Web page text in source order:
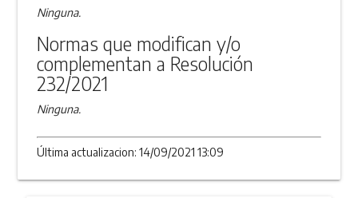
Ninguna.
Normas que modifican y/o
complementan a Resolución
232/2021
Ninguna.
Última actualizacion: 14/09/2021 13:09